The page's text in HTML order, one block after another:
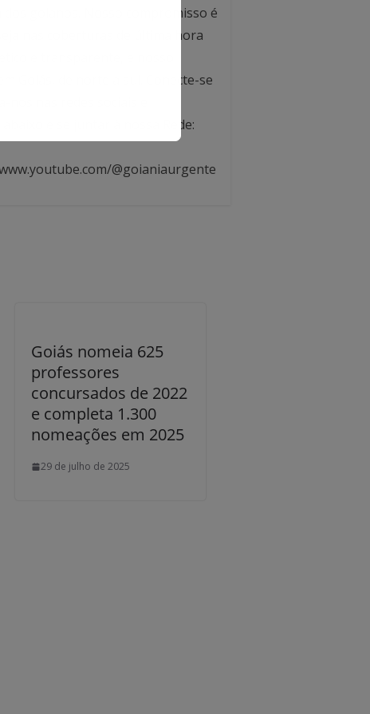
goianos. Nosso compromisso é
nas coberturas de última hora
e transparente, e nosso
Goiás, de norte a sul. Conecte-se
nas redes sociais e
e se juntar à nossa Rede:
@goianiaurgente
Goiás nomeia 625
professores
concursados de 2022
e completa 1.300
nomeações em 2025
29 de julho de 2025